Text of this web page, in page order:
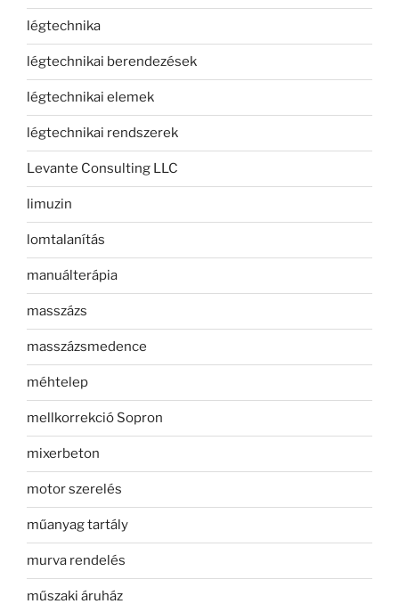
légtechnika
légtechnikai berendezések
légtechnikai elemek
légtechnikai rendszerek
Levante Consulting LLC
limuzin
lomtalanítás
manuálterápia
masszázs
masszázsmedence
méhtelep
mellkorrekció Sopron
mixerbeton
motor szerelés
műanyag tartály
murva rendelés
műszaki áruház